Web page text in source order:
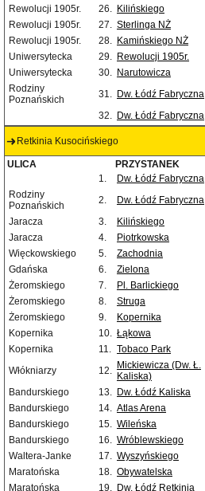
Rewolucji 1905r.
26. Kilińskiego
Rewolucji 1905r.
27. Sterlinga NŻ
Rewolucji 1905r.
28. Kamińskiego NŻ
Uniwersytecka
29. Rewolucji 1905r.
Uniwersytecka
30. Narutowicza
Rodziny
Poznańskich
31. Dw. Łódź Fabryczna
32. Dw. Łódź Fabryczna
Retkinia Kusocińskiego
ULICA PRZYSTANEK
1.
Dw. Łódź Fabryczna
Rodziny
Poznańskich
2. Dw. Łódź Fabryczna
Jaracza 3. Kilińskiego
Jaracza
4. Piotrkowska
Więckowskiego
5. Zachodnia
Gdańska
6. Zielona
Żeromskiego
7. Pl. Barlickiego
Żeromskiego
8. Struga
Żeromskiego
9. Kopernika
Kopernika
10. Łąkowa
Kopernika
11. Tobaco Park
Włókniarzy
12. Mickiewicza (Dw. Ł.
Kaliska)
Bandurskiego 13. Dw. Łódź Kaliska
Bandurskiego
14. Atlas Arena
Bandurskiego
15. Wileńska
Bandurskiego
16. Wróblewskiego
Waltera-Janke
17. Wyszyńskiego
Maratońska
18. Obywatelska
Maratońska
19. Dw. Łódź Retkinia